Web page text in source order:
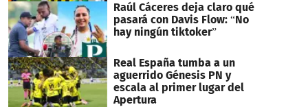
Raúl Cáceres deja claro qué
pasará con Davis Flow: “No
hay ningún tiktoker”
Real España tumba a un
aguerrido Génesis PN y
escala al primer lugar del
Apertura